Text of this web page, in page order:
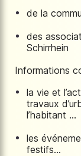
de la
des
Schirrhein
Informations
la vie et
travaux
l’habitant …
les
festifs…